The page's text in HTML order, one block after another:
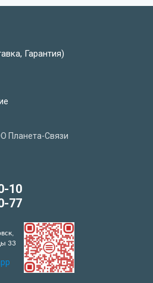
Гарантия)
Планета-Связи
10
77
33